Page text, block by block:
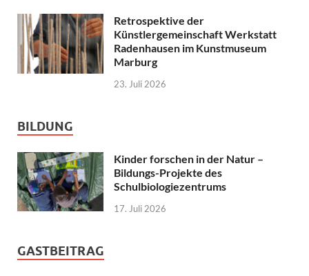
Retrospektive der
Künstlergemeinschaft Werkstatt
Radenhausen im Kunstmuseum
Marburg
23. Juli 2026
BILDUNG
Kinder forschen in der Natur –
Bildungs-Projekte des
Schulbiologiezentrums
17. Juli 2026
GASTBEITRAG